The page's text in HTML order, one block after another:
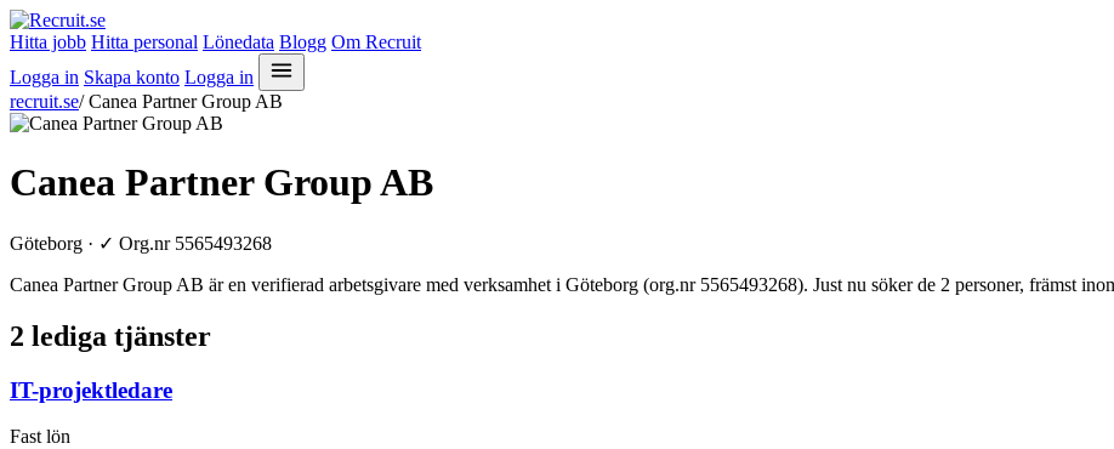
Hitta jobb Hitta personal Lönedata Blogg Om Recruit
Logga in Skapa konto Logga in
recruit.se/ Canea Partner Group AB
Canea Partner Group AB
Göteborg · ✓ Org.nr 5565493268
Canea Partner Group AB är en verifierad arbetsgivare med verksamhet i Göteborg (org.nr 5565493268). Just nu söker de 2 personer, främst
2 lediga tjänster
IT-projektledare
Fast lön